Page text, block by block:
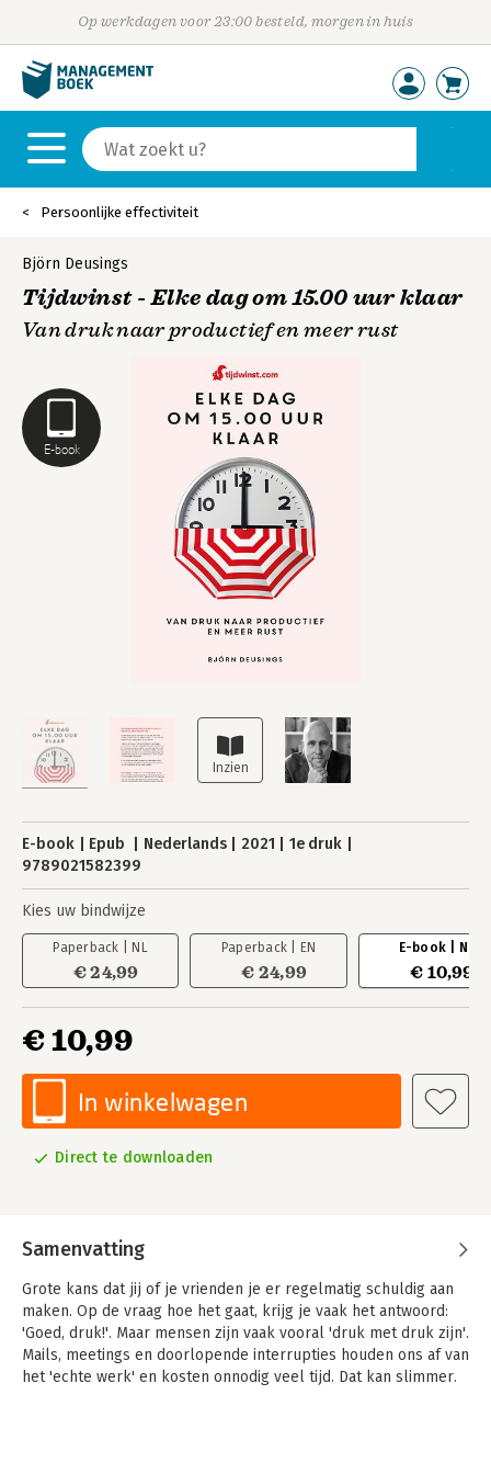
Op werkdagen voor 23:00 besteld, morgen in huis
Persoonlijke effectiviteit
E-book
Björn Deusings
Tijdwinst - Elke dag om 15.00 uur klaar
Van druk naar productief en meer rust
E-book Epub Nederlands 2021
1e druk
9789021582399
Kies uw bindwijze
Paperback | NL
€ 24,99
Paperback | EN
€ 24,99
E-book | NL
€ 10,99
€ 10,99
In winkelwagen
Direct te downloaden
Samenvatting
Grote kans dat jij of je vrienden je er regelmatig schuldig aan
maken. Op de vraag hoe het gaat, krijg je vaak het antwoord:
'Goed, druk!'. Maar mensen zijn vaak vooral 'druk met druk zijn'.
Mails, meetings en doorlopende interrupties houden ons af van
het 'echte werk' en kosten onnodig veel tijd. Dat kan slimmer.